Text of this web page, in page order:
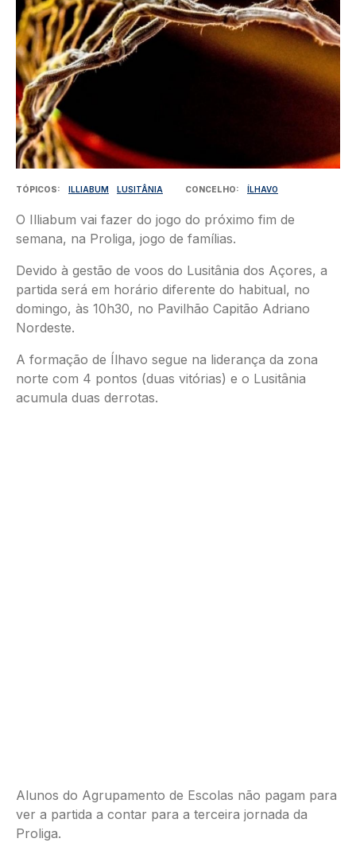
TÓPICOS ILLIABUM LUSITÂNIA CONCELHO ÍLHAVO
O Illiabum vai fazer do jogo do próximo fim de
semana, na Proliga, jogo de famílias.
Devido à gestão de voos do Lusitânia dos Açores, a
partida será em horário diferente do habitual, no
domingo, às 10h30, no Pavilhão Capitão Adriano
Nordeste.
A formação de Ílhavo segue na liderança da zona
norte com 4 pontos (duas vitórias) e o Lusitânia
acumula duas derrotas.
Alunos do Agrupamento de Escolas não pagam para
ver a partida a contar para a terceira jornada da
Proliga.